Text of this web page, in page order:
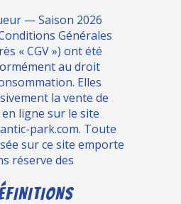
— Saison 2026
Générales
« CGV ») ont été
au droit
Elles
la vente de
ligne sur le site
park.com. Toute
sur ce site emporte
réserve des